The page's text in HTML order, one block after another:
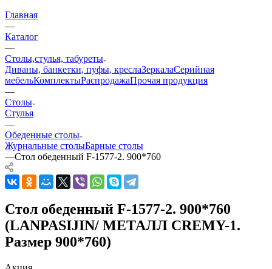
Главная
—
Каталог
—
Столы,стулья, табуреты
Диваны, банкетки, пуфы, креслаЗеркалаСерийная
мебельКомплектыРаспродажаПрочая продукция
—
Столы
Стулья
—
Обеденные столы
Журнальные столыБарные столы
—Стол обеденный F-1577-2. 900*760
Стол обеденный F-1577-2. 900*760
(LANPASIJIN/ МЕТАЛЛ CREMY-1.
Размер 900*760)